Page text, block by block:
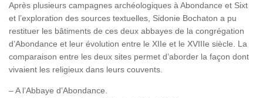
Après plusieurs campagnes archéologiques à Abondance et Sixt
et l’exploration des sources textuelles, Sidonie Bochaton a pu
restituer les bâtiments de ces deux abbayes de la congrégation
d’Abondance et leur évolution entre le XIIe et le XVIIIe siècle. La
comparaison entre les deux sites permet d’aborder la façon dont
vivaient les religieux dans leurs couvents.
– A l’Abbaye d’Abondance.